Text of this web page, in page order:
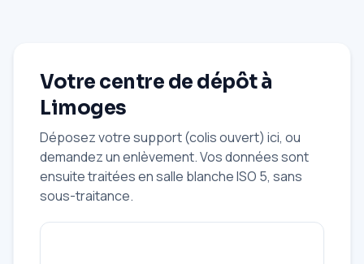
Votre centre de dépôt à
Limoges
Déposez votre support (colis ouvert) ici, ou
demandez un enlèvement. Vos données sont
ensuite traitées en salle blanche ISO 5, sans
sous-traitance.